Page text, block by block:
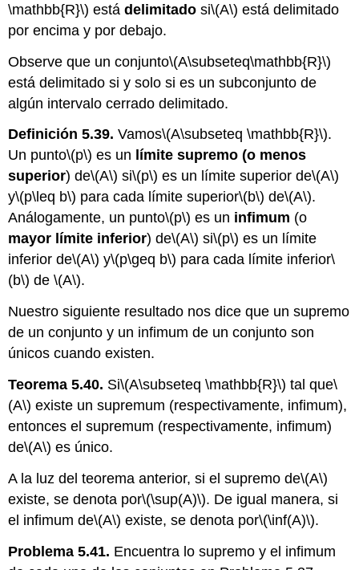
\mathbb{R}\) estádelimitado si\(A\) está delimitado
por encima y por debajo.
Observe que un conjunto\(A\subseteq\mathbb{R}\)
está delimitado si y solo si es un subconjunto de
algún intervalo cerrado delimitado.
Definición 5.39.Vamos\(A\subseteq \mathbb{R}\).
Un punto\(p\) es un límitesupremo (o menos
superior) de\(A\) si\(p\) es un límite superior de\(A\)
y\(p\leq b\) para cada límite superior\(b\) de\(A\).
Análogamente, un punto\(p\) es un infimum (o
mayor límite inferior) de\(A\) si\(p\) es un límite
inferior de\(A\) y\(p\geq b\) para cada límite inferior\
(b\) de\(A\).
Nuestro siguiente resultado nos dice que un supremo
de un conjunto y un infimum de un conjunto son
únicos cuando existen.
Teorema 5.40. Si\(A\subseteq \mathbb{R}\) tal que\
(A\) existe un supremum (respectivamente, infimum),
entonces el supremum (respectivamente, infimum)
de\(A\) es único.
A la luz del teorema anterior, si el supremo de\(A\)
existe, se denota por\(\sup(A)\). De igual manera, si
el infimum de\(A\) existe, se denota por\(\inf(A)\).
Problema 5.41. Encuentra lo supremo y el infimum